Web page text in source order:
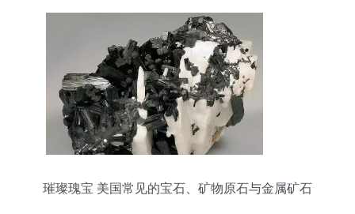
璀璨瑰宝 美国常见的宝石、矿物原石与金属矿石